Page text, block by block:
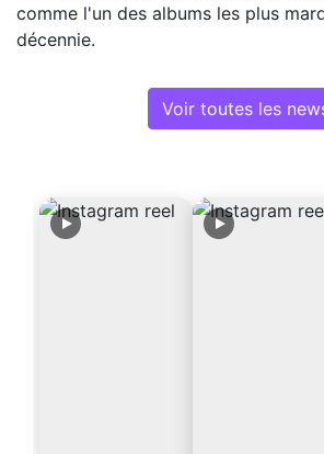
comme l'un des albums les plus
décennie.
Voir toutes les